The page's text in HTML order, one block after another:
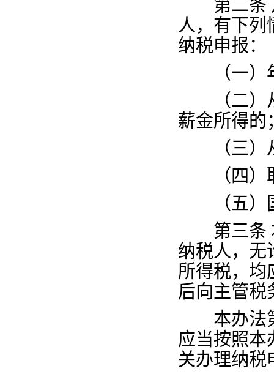
第二条
人，有下列
纳税申报：
（一）
（二）从
薪金所得的
（三）从
（四）取
（五）国
第三条
纳税人，无
所得税，均
后向主管税
本办法第
应当按照本
关办理纳税